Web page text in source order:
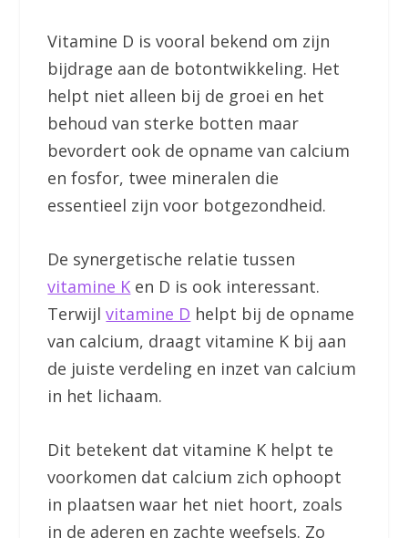
Vitamine D is vooral bekend om zijn
bijdrage aan de botontwikkeling. Het
helpt niet alleen bij de groei en het
behoud van sterke botten maar
bevordert ook de opname van calcium
en fosfor, twee mineralen die
essentieel zijn voor botgezondheid.
De synergetische relatie tussen
vitamine K en D is ook interessant.
Terwijlvitamine D helpt bij de opname
van calcium, draagt vitamine K bij aan
de juiste verdeling en inzet van calcium
in het lichaam.
Dit betekent dat vitamine K helpt te
voorkomen dat calcium zich ophoopt
in plaatsen waar het niet hoort, zoals
in de aderen en zachte weefsels. Zo